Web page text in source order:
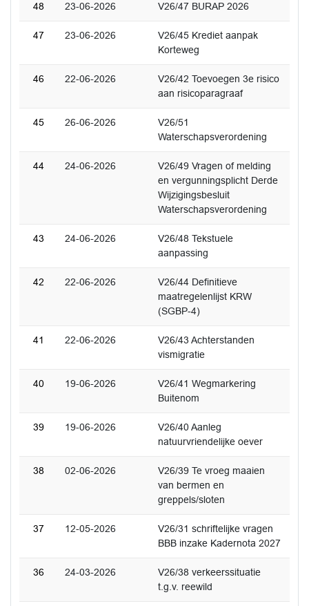
48 23-06-2026 V26/47 BURAP 2026
47 23-06-2026
V26/45 Krediet aanpak
Korteweg
46 22-06-2026
V26/42 Toevoegen 3e risico
aan risicoparagraaf
45 26-06-2026
V26/51
Waterschapsverordening
44 24-06-2026
V26/49 Vragen of melding
en vergunningsplicht Derde
Wijzigingsbesluit
Waterschapsverordening
43 24-06-2026
V26/48 Tekstuele
aanpassing
42 22-06-2026
V26/44 Definitieve
maatregelenlijst KRW
(SGBP-4)
41 22-06-2026
V26/43 Achterstanden
vismigratie
40 19-06-2026
V26/41 Wegmarkering
Buitenom
39 19-06-2026
V26/40 Aanleg
natuurvriendelijke oever
38 02-06-2026
V26/39 Te vroeg maaien
van bermen en
greppels/sloten
37 12-05-2026
V26/31 schriftelijke vragen
BBB inzake Kadernota 2027
36 24-03-2026
V26/38 verkeerssituatie
t.g.v. reewild